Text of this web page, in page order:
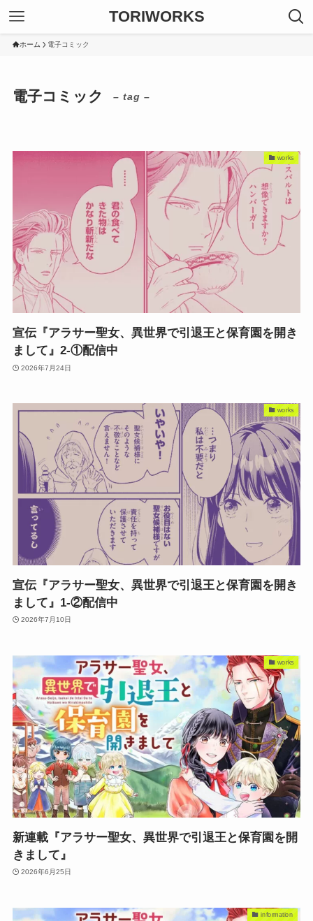
TORIWORKS
ホーム 電子コミック
電子コミック – tag –
works
宣伝『アラサー聖女、異世界で引退王と保育園を開き
まして』2-①配信中
2026年7月24日
works
宣伝『アラサー聖女、異世界で引退王と保育園を開き
まして』1-②配信中
2026年7月10日
works
新連載『アラサー聖女、異世界で引退王と保育園を開
きまして』
2026年6月25日
information